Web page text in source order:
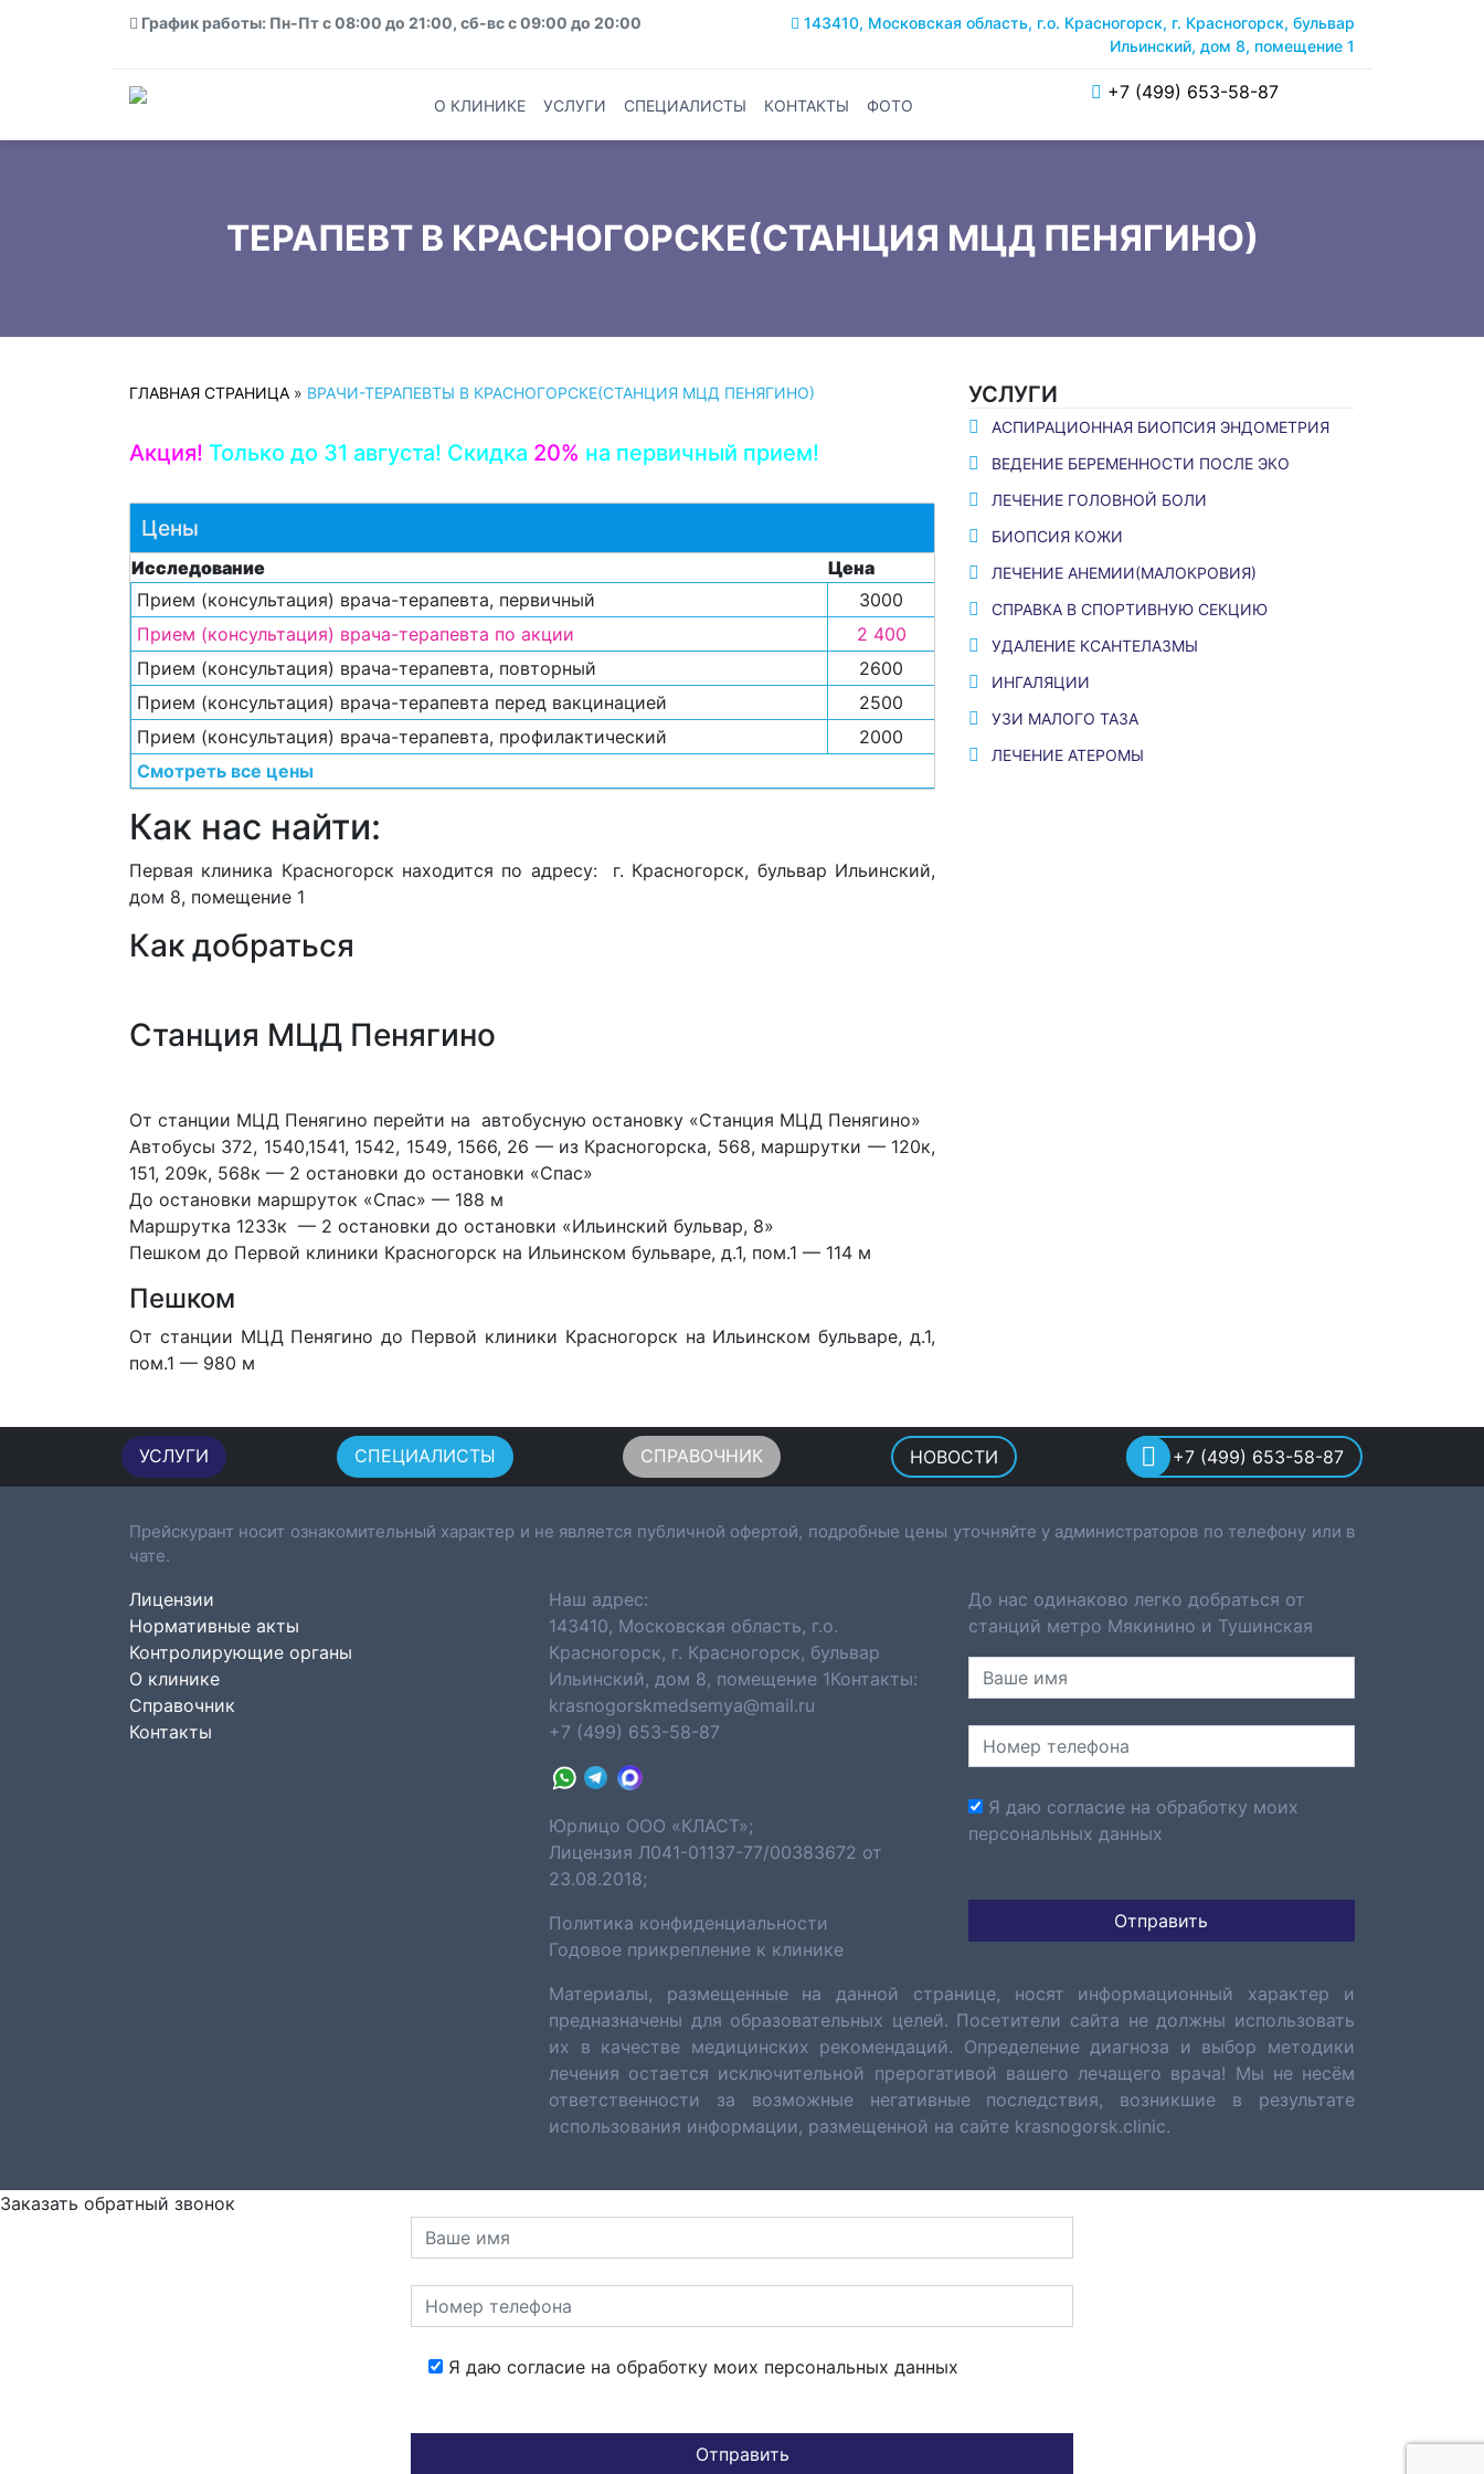
График работы: Пн-Пт с 08:00 до 21:00, сб-вс с 09:00 до 20:00
143410, Московская область, г.о. Красногорск, г. Красногорск, бульвар
Ильинский, дом 8, помещение 1
О КЛИНИКЕ УСЛУГИ СПЕЦИАЛИСТЫ КОНТАКТЫ ФОТО
+7 (499) 653-58-87
ТЕРАПЕВТ В КРАСНОГОРСКЕ(СТАНЦИЯ МЦД ПЕНЯГИНО)
ГЛАВНАЯ СТРАНИЦА » ВРАЧИ-ТЕРАПЕВТЫ В КРАСНОГОРСКЕ(СТАНЦИЯ МЦД ПЕНЯГИНО)
Акция! Только до 31 августа! Скидка 20% на первичный прием!
Цены
Исследование
Цена
Прием (консультация) врача-терапевта, первичный
3000
Прием (консультация) врача-терапевта по акции
2 400
Прием (консультация) врача-терапевта, повторный
2600
Прием (консультация) врача-терапевта перед вакцинацией
2500
Прием (консультация) врача-терапевта, профилактический
2000
Смотреть все цены
Как нас найти:
Первая клиника Красногорск находится по адресу: г. Красногорск, бульвар Ильинский,
дом 8, помещение 1
Как добраться
Станция МЦД Пенягино
От станции МЦД Пенягино перейти на автобусную остановку «Станция МЦД Пенягино»
Автобусы 372, 1540,1541, 1542, 1549, 1566, 26 — из Красногорска, 568, маршрутки — 120к,
151, 209к, 568к — 2 остановки до остановки «Спас»
До остановки маршруток «Спас» — 188 м
Маршрутка 1233к — 2 остановки до остановки «Ильинский бульвар, 8»
Пешком до Первой клиники Красногорск на Ильинском бульваре, д.1, пом.1 — 114 м
Пешком
От станции МЦД Пенягинодо Первой клиники Красногорск на Ильинском бульваре, д.1,
пом.1 — 980 м
УСЛУГИ
АСПИРАЦИОННАЯ БИОПСИЯ ЭНДОМЕТРИЯ
ВЕДЕНИЕ БЕРЕМЕННОСТИ ПОСЛЕ ЭКО
ЛЕЧЕНИЕ ГОЛОВНОЙ БОЛИ
БИОПСИЯ КОЖИ
ЛЕЧЕНИЕ АНЕМИИ(МАЛОКРОВИЯ)
СПРАВКА В СПОРТИВНУЮ СЕКЦИЮ
УДАЛЕНИЕ КСАНТЕЛАЗМЫ
ИНГАЛЯЦИИ
УЗИ МАЛОГО ТАЗА
ЛЕЧЕНИЕ АТЕРОМЫ
УСЛУГИ СПЕЦИАЛИСТЫ СПРАВОЧНИК НОВОСТИ +7 (499) 653-58-87
Прейскурант носит ознакомительный характер и не является публичной офертой, подробные цены уточняйте у администраторов по телефону или в
чате.
Лицензии
Нормативные акты
Контролирующие органы
О клинике
Справочник
Контакты
Наш адрес:
143410, Московская область, г.о.
Красногорск, г. Красногорск, бульвар
Ильинский, дом 8, помещение 1Контакты:
krasnogorskmedsemya@mail.ru
+7 (499) 653-58-87
Юрлицо ООО «КЛАСТ»;
Лицензия Л041-01137-77/00383672 от
23.08.2018;
Политика конфиденциальности
Годовое прикрепление к клинике
До нас одинаково легко добраться от
станций метро Мякинино и Тушинская
Я даю согласие на обработку моих
персональных данных
Материалы, размещенные на данной странице, носят информационный характер и
предназначены для образовательных целей. Посетители сайта не должны использовать
их в качестве медицинских рекомендаций. Определение диагноза и выбор методики
лечения остается исключительной прерогативой вашего лечащего врача! Мы не несём
ответственности за возможные негативные последствия, возникшие в результате
использования информации, размещенной на сайте krasnogorsk.clinic.
Заказать обратный звонок
Я даю согласие на обработку моих персональных данных